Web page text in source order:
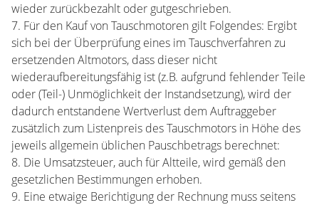
wieder zurückbezahlt oder gutgeschrieben.
7. Für den Kauf von Tauschmotoren gilt Folgendes: Ergibt
sich bei der Überprüfung eines im Tauschverfahren zu
ersetzenden Altmotors, dass dieser nicht
wiederaufbereitungsfähig ist (z.B. aufgrund fehlender Teile
oder (Teil-) Unmöglichkeit der Instandsetzung), wird der
dadurch entstandene Wertverlust dem Auftraggeber
zusätzlich zum Listenpreis des Tauschmotors in Höhe des
jeweils allgemein üblichen Pauschbetrags berechnet:
8. Die Umsatzsteuer, auch für Altteile, wird gemäß den
gesetzlichen Bestimmungen erhoben.
9. Eine etwaige Berichtigung der Rechnung muss seitens